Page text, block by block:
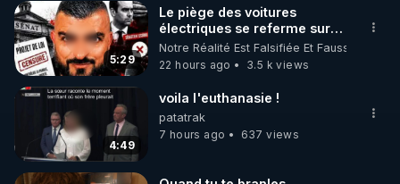
Toutes les vidéos Youtube sont aussi sur la
http://rgnr.li/odysee
🌱 LES STAGES EN PRÉSENTIEL
http://rgnr.li/stages
5:29
Le piège des voitures
électriques se referme sur
les usagers !
Notre Réalité Est Falsifiée Et Fausse
22 hours ago
3.5 k views
4:49
voila l'euthanasie !
patatrak
7 hours ago
637 views